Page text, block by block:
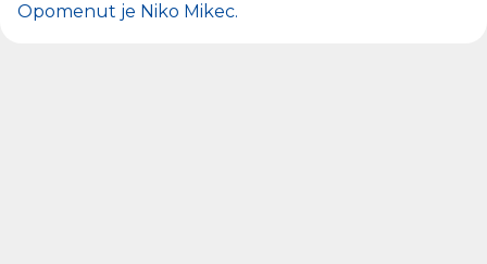
Opomenut je Niko Mikec.